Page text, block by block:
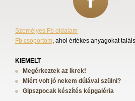
Személyes Fb oldalam
Fb csoportom, ahol értékes anyagokat
KIEMELT
Megérkeztek az ikrek!
Miért volt jó nekem dúlával szülni?
Gipszpocak készítés képgaléria